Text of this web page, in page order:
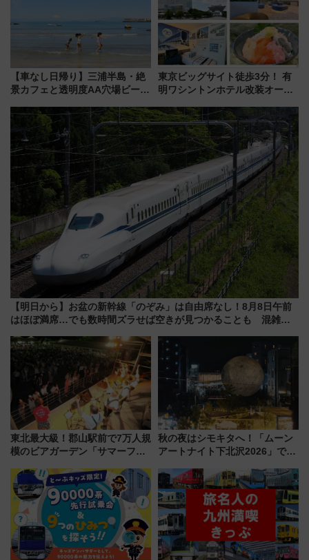
【車なし日帰り】三浦半島・絶
景カフェと透明度AA穴場ビーチ
用してストレスフリー旅へ行こ
う！
東京ビッグサイト徒歩3分！ 有
明ワシントンホテル改装オープ
客室」や海鮮丼が人気の朝食ビ
ュッフェを現地レポ
【明日から】お盆の新幹線「のぞみ」は自由席なし！8月8日午前
はほぼ満席…でも数時間ズラせば空きが見つかることも 混雑避
東北最大級！郡山駅前で7万人規
模のビアガーデン「サマーフェ
7/24-26開催！ 有料席はJRE
MALLで予約可能
秋の夜はシモキタへ！「ムーン
アートナイト下北沢2026」でイ
を満喫しよう